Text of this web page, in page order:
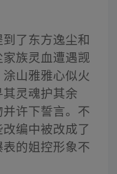
了东方逸尘和
族灵血遭遇觊
山雅雅心似火
灵魂护其余
许下誓言。不
编中被改成了
的姐控形象不